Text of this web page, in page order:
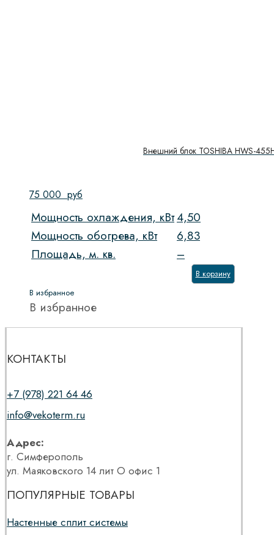
Внешний блок TOSHIBA HWS-
75 000 руб
Мощность охлаждения, кВт4,50
Мощность обогрева, кВт
6,83
Площадь, м. кв.
–
В корзину
В избранное
В избранное
КОНТАКТЫ
+7 (978) 221 64 46
info@vekoterm.ru
Адрес:
г. Симферополь
ул. Маяковского 14 лит О офис 1
ПОПУЛЯРНЫЕ ТОВАРЫ
Настенные сплит системы